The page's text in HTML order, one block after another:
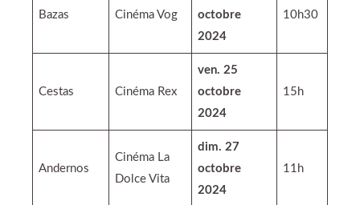
Bazas Cinéma Vog
octobre
2024
10h30
Cestas Cinéma Rex
ven. 25
octobre
2024
15h
Andernos
Cinéma La
Dolce Vita
dim. 27
octobre
2024
11h